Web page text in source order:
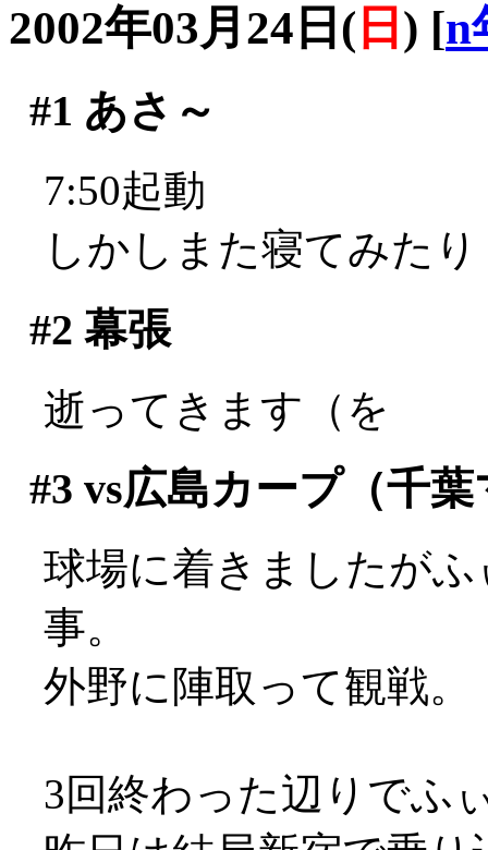
2002年03月24日( 日 ) [n
#1 あさ～
7:50起動
しかしまた寝てみた
#2 幕張
逝ってきます（を
#3 vs広島カープ（千
球場に着きましたが
事。
外野に陣取って観戦。
3回終わった辺りでふ